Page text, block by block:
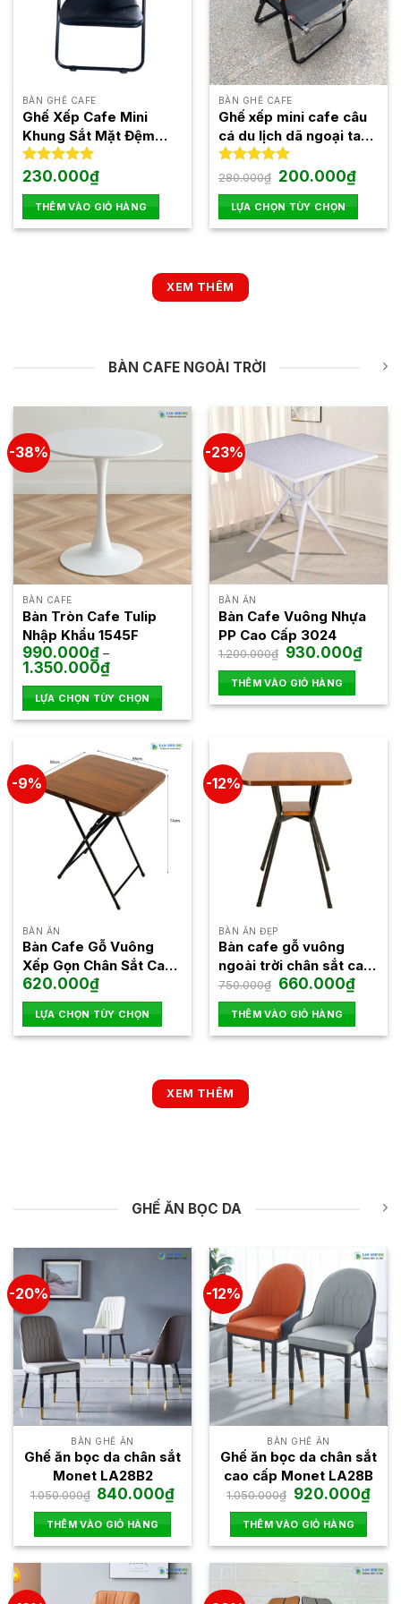
thể
được
chọn
trên
trang
phẩm
BÀN GHẾ CAFE
Ghế Xếp Cafe Mini
Khung Sắt Mặt Đệm
Tay Gỗ GXT251
Được xếp
5 sao
230.000₫
THÊM VÀO GIỎ HÀNG
BÀN GHẾ CAFE
Ghế xếp mini cafe câu
cá du lịch dã ngoại tay
gỗ khung sắt sơn tĩnh
điện
Được xếp
4.94
5 sao
280.000₫ Giá
gốc
là:
280.000₫.
200.000₫Giá
hiện
tại
là:
LỰA CHỌN TÙY CHỌN
Sản
có
nhiều
Các
thể
được
chọn
sản
phẩm
XEM THÊM
BÀN CAFE NGOÀI TRỜI
-38%
BÀN CAFE
Bàn Tròn Cafe Tulip
Nhập Khẩu 1545F
990.000₫ –
1.350.000₫Khoảng
giá:
từ
990.000₫
đến
1.350.000₫
LỰA CHỌN TÙY CHỌN
Sản
có
nhiều
thể
được
chọn
trên
trang
sản
phẩm
-23%
BÀN ĂN
Bàn Cafe Vuông Nhựa
PP Cao Cấp 3024
1.200.000₫ Giá
gốc
là:
1.200.000₫.
930.000₫Giá
hiện
THÊM VÀO GIỎ HÀNG
-9%
BÀN ĂN
Bàn Cafe Gỗ Vuông
Xếp Gọn Chân Sắt Cao
Fansipan Patio 02
620.000₫
LỰA CHỌN TÙY CHỌN
Sản
được
chọn
trên
trang
sản
phẩm
-12%
BÀN ĂN ĐẸP
Bàn cafe gỗ vuông
ngoài trời chân sắt cao
Fansipan Moon 02
750.000₫ Giá
gốc
là:
750.000₫.
660.000₫Giá
hiện
tại
là:
THÊM VÀO GIỎ HÀNG
XEM THÊM
GHẾ ĂN BỌC DA
-20%
BÀN GHẾ ĂN
Ghế ăn bọc da chân sắt
Monet LA28B2
1.050.000₫ Giá
gốc
là:
1.050.000₫.
840.000₫Giá
840.000₫.
THÊM VÀO GIỎ HÀNG
-12%
BÀN GHẾ ĂN
Ghế ăn bọc da chân sắt
cao cấp Monet LA28B
1.050.000₫ Giá
gốc
là:
1.050.000₫.
920.000₫Giá
hiện
THÊM VÀO GIỎ HÀNG